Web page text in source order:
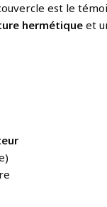
est le
hermétique et